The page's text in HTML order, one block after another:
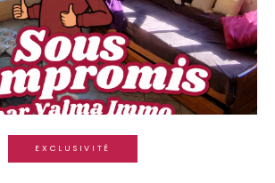
EXCLUSIVITÉ